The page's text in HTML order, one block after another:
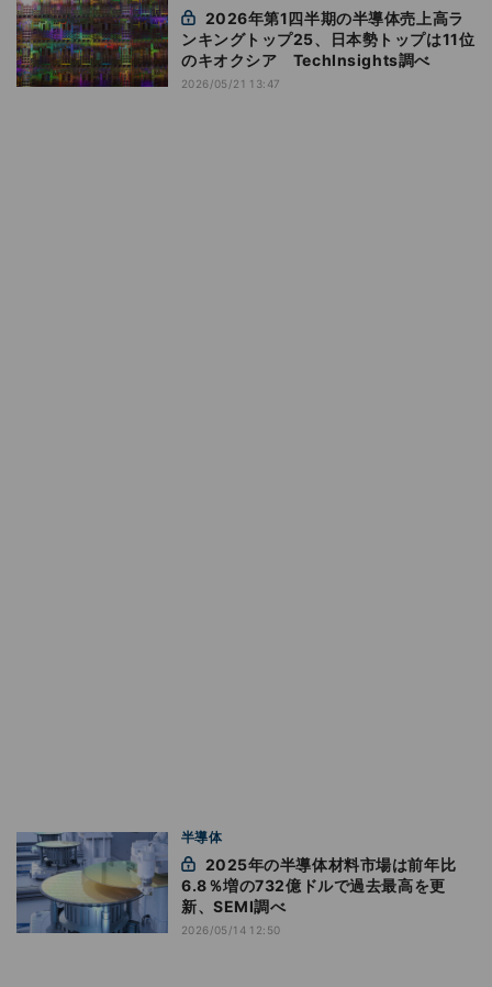
ンキングトップ25、日本勢トップは11位
のキオクシア TechInsights調べ
2026/05/21 13:47
半導体
6.8％増の732億ドルで過去最高を更
新、SEMI調べ
2026/05/14 12:50